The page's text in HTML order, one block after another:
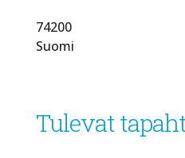
74200
Suomi
Tulevat